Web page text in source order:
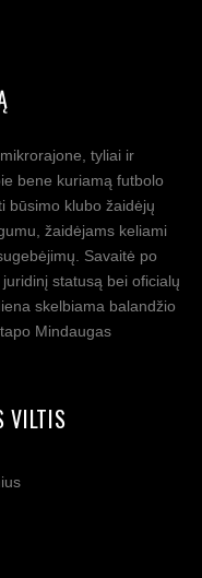
tyliai ir
bene kuriamą futbolo
būsimo klubo žaidėjų
žaidėjams keliami
Savaitė po
statusą bei oficialų
skelbiama balandžio
Mindaugas
VILTIS